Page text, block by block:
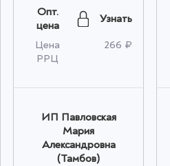
Опт.
цена
Узнать
Цена
РРЦ
266 ₽
ИП Павловская
Мария
Александровна
(Тамбов)